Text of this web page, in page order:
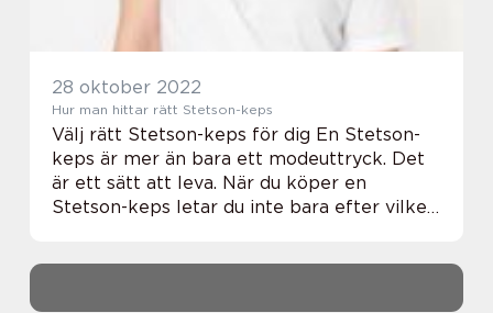
28 oktober 2022
Hur man hittar rätt Stetson-keps
Välj rätt Stetson-keps för dig En Stetson-
keps är mer än bara ett modeuttryck. Det
är ett sätt att leva. När du köper en
Stetson-keps letar du inte bara efter vilken